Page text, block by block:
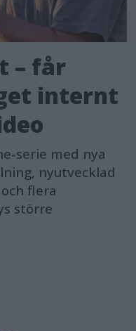
– får
internt
serie med nya
nyutvecklad
flera
större